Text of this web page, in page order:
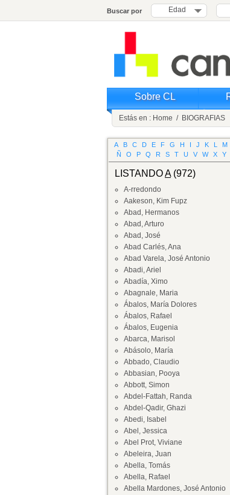
Buscar por Edad
Sobre CL
Estás en : Home / BIOGRAFIAS
A B C D E F G H I J K L M
Ñ
O P Q R S T U V W X Y
LISTANDOA(972)
A-rredondo
Aakeson, Kim Fupz
Abad, Hermanos
Abad, Arturo
Abad, José
Abad Carlés, Ana
Abad Varela, José Antonio
Abadi, Ariel
Abadía, Ximo
Abagnale, Maria
Ábalos, María Dolores
Ábalos, Rafael
Ábalos, Eugenia
Abarca, Marisol
Abásolo, María
Abbado, Claudio
Abbasian, Pooya
Abbott, Simon
Abdel-Fattah, Randa
Abdel-Qadir, Ghazi
Abedi, Isabel
Abel, Jessica
Abel Prot, Viviane
Abeleira, Juan
Abella, Tomás
Abella, Rafael
Abella Mardones, José Antonio